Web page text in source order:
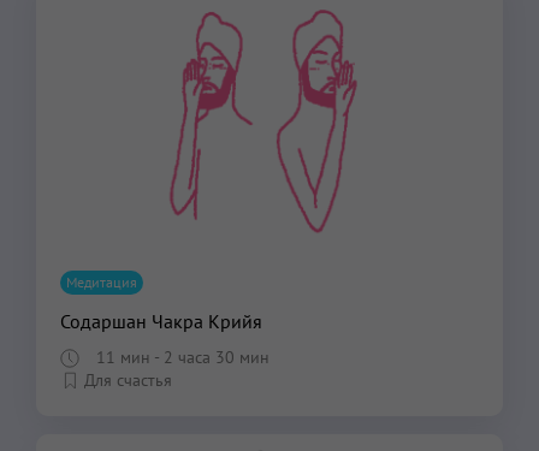
Медитация
Содаршан Чакра Крийя
11 мин - 2 часа 30 мин
Для счастья